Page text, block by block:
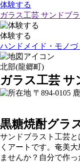
体験する
ガラス工芸 サンドブ
体験する
ハンドメイド・モノづ
北部(龍郷町)
ガラス工芸 サ
〒894-0105
黒糖焼酎グラ
サンドブラスト工芸
くアートです。奄美
ませんか？自分で作